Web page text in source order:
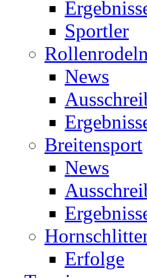
Sportler
Rollenrodeln
News
Breitensport
News
Erfolge